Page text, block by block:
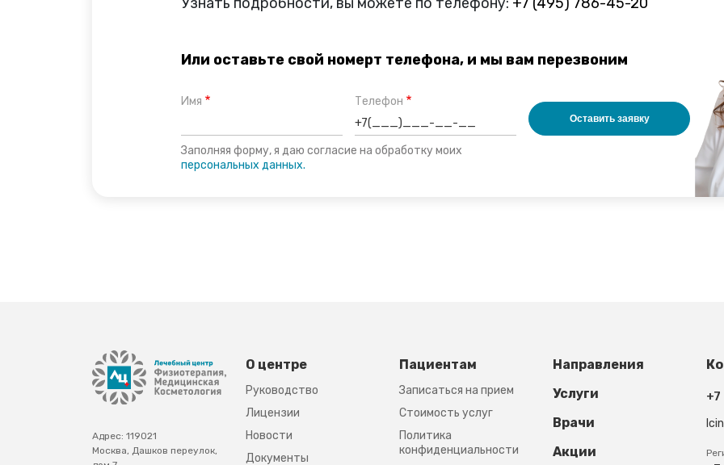
Или оставьте свой номерт телефона, и мы вам перезвоним
Имя Телефон
Заполняя форму, я даю согласие на обработку моих
персональных данных.
Адрес: 119021
Москва, Дашков переулок,
О центре
Руководство
Лицензии
Новости
Документы
Пациентам
Записаться на прием
Стоимость услуг
Политика
конфиденциальности
Footer third
Направления
Услуги
Врачи
Акции
+7